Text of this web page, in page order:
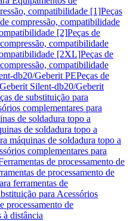
compatibilidade [1]Peças
compressão, compatibilidade
[2]Peças de
compatibilidade
[2XL]Peças de
compatibilidade
db20/Geberit PEPeças de
Silent-db20/Geberit
de substituição para
complementares para
de soldadura topo a
de soldadura topo a
máquinas de soldadura topo a
complementares para
de processamento de
de processamento de
ferramentas de
para Acessórios
processamento de
à distância